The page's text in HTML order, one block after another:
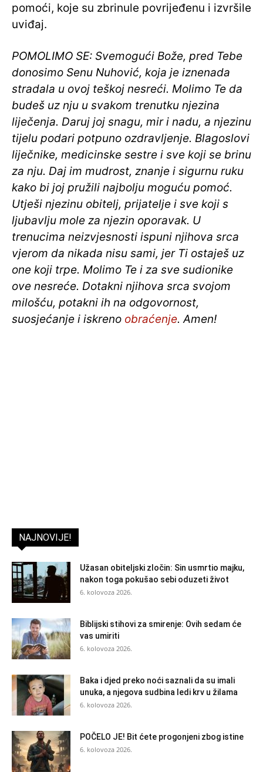
pomoći, koje su zbrinule povrijeđenu i izvršile
uviđaj.
POMOLIMO SE: Svemogući Bože, pred Tebe
donosimo Senu Nuhović, koja je iznenada
stradala u ovoj teškoj nesreći. Molimo Te da
budeš uz nju u svakom trenutku njezina
liječenja. Daruj joj snagu, mir i nadu, a njezinu
tijelu podari potpuno ozdravljenje. Blagoslovi
liječnike, medicinske sestre i sve koji se brinu
za nju. Daj im mudrost, znanje i sigurnu ruku
kako bi joj pružili najbolju moguću pomoć.
Utješi njezinu obitelj, prijatelje i sve koji s
ljubavlju mole za njezin oporavak. U
trenucima neizvjesnosti ispuni njihova srca
vjerom da nikada nisu sami, jer Ti ostaješ uz
one koji trpe. Molimo Te i za sve sudionike
ove nesreće. Dotakni njihova srca svojom
milošću, potakni ih na odgovornost,
suosjećanje i iskreno obraćenje. Amen!
NAJNOVIJE!
Užasan obiteljski zločin: Sin usmrtio majku,
nakon toga pokušao sebi oduzeti život
6. kolovoza 2026.
Biblijski stihovi za smirenje: Ovih sedam će
vas umiriti
6. kolovoza 2026.
Baka i djed preko noći saznali da su imali
unuka, a njegova sudbina ledi krv u žilama
6. kolovoza 2026.
POČELO JE! Bit ćete progonjeni zbog istine
6. kolovoza 2026.